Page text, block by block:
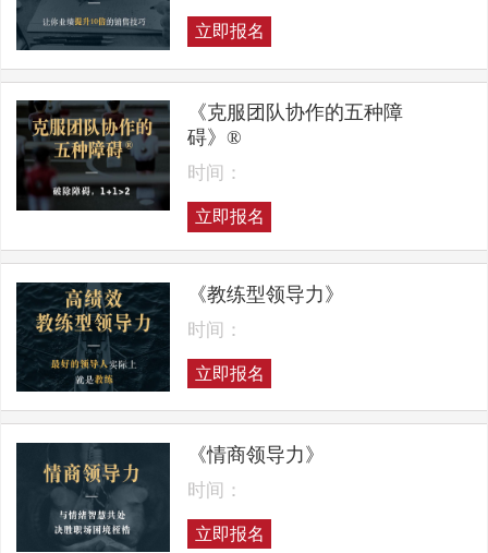
立即报名
《克服团队协作的五种障
碍》®
时间：
立即报名
《教练型领导力》
时间：
立即报名
《情商领导力》
时间：
立即报名